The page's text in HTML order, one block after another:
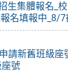
生集體報名_
名填報中_8/7
請新舊班級座
號